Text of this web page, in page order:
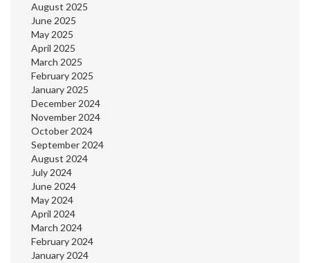
August 2025
June 2025
May 2025
April 2025
March 2025
February 2025
January 2025
December 2024
November 2024
October 2024
September 2024
August 2024
July 2024
June 2024
May 2024
April 2024
March 2024
February 2024
January 2024